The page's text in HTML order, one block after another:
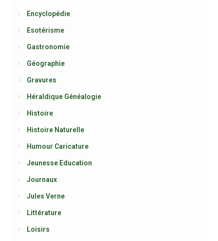
Encyclopédie
Esotérisme
Gastronomie
Géographie
Gravures
Héraldique Généalogie
Histoire
Histoire Naturelle
Humour Caricature
Jeunesse Education
Journaux
Jules Verne
Littérature
Loisirs